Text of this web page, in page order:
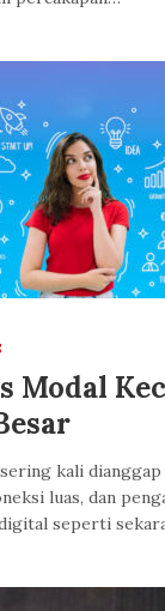
Modal
kali
luas, dan
seperti